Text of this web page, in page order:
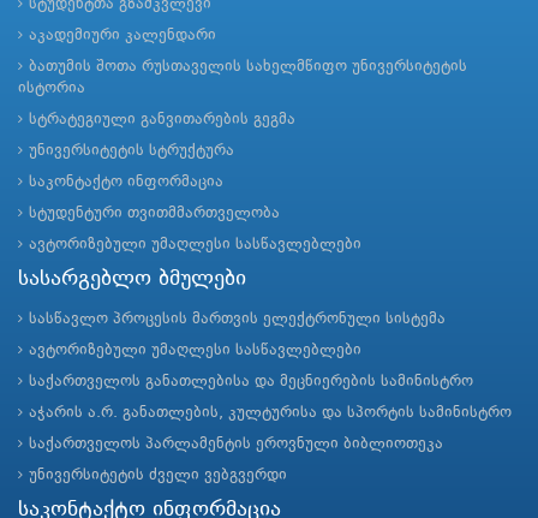
სტუდენტთა გზამკვლევი
აკადემიური კალენდარი
ბათუმის შოთა რუსთაველის სახელმწიფო უნივერსიტეტის
ისტორია
სტრატეგიული განვითარების გეგმა
უნივერსიტეტის სტრუქტურა
საკონტაქტო ინფორმაცია
სტუდენტური თვითმმართველობა
ავტორიზებული უმაღლესი სასწავლებლები
სასარგებლო ბმულები
სასწავლო პროცესის მართვის ელექტრონული სისტემა
ავტორიზებული უმაღლესი სასწავლებლები
საქართველოს განათლებისა და მეცნიერების სამინისტრო
აჭარის ა.რ. განათლების, კულტურისა და სპორტის სამინისტრო
საქართველოს პარლამენტის ეროვნული ბიბლიოთეკა
უნივერსიტეტის ძველი ვებგვერდი
საკონტაქტო ინფორმაცია